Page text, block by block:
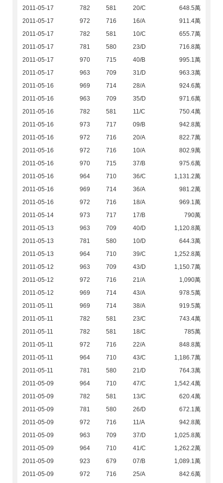
2011-05-17
782 581 20/C
648.5萬
2011-05-17
972 716 16/A
911.4萬
2011-05-17
782 581 10/C
655.7萬
2011-05-17
781 580 23/D
716.8萬
2011-05-17
970 715 40/B
995.1萬
2011-05-17
963 709 31/D
963.3萬
2011-05-16
969 714 28/A
924.6萬
2011-05-16
963 709 35/D
971.6萬
2011-05-16
782 581 11/C
750.4萬
2011-05-16
973 717 09/B
942.8萬
2011-05-16
972 716 20/A
822.7萬
2011-05-16
972 716 10/A
802.9萬
2011-05-16
970 715 37/B
975.6萬
2011-05-16
964 710 36/C
1,131.2萬
2011-05-16
969 714 36/A
981.2萬
2011-05-16
972 716 18/A
969.1萬
2011-05-14
973 717 17/B
790萬
2011-05-13
963 709 40/D
1,120.8萬
2011-05-13
781 580 10/D
644.3萬
2011-05-13
964 710 39/C
1,252.8萬
2011-05-12
963 709 43/D
1,150.7萬
2011-05-12
972 716 21/A
1,090萬
2011-05-12
969 714 43/A
978.5萬
2011-05-11
969 714 38/A
919.5萬
2011-05-11
782 581 23/C
743.4萬
2011-05-11
782 581 18/C
785萬
2011-05-11
972 716 22/A
848.8萬
2011-05-11
964 710 43/C
1,186.7萬
2011-05-11
781 580 21/D
764.3萬
2011-05-09
964 710 47/C
1,542.4萬
2011-05-09
782 581 13/C
620.4萬
2011-05-09
781 580 26/D
672.1萬
2011-05-09
972 716 11/A
942.8萬
2011-05-09
963 709 37/D
1,025.8萬
2011-05-09
964 710 41/C
1,262.2萬
2011-05-09
923 679 07/B
1,089.1萬
2011-05-09
972 716 25/A
842.6萬